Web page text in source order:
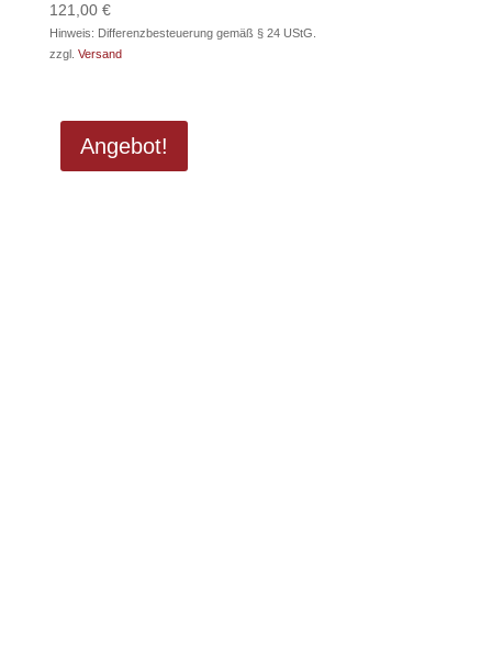
121,00 €
Hinweis: Differenzbesteuerung gemäß § 24 UStG.
zzgl. Versand
Angebot!